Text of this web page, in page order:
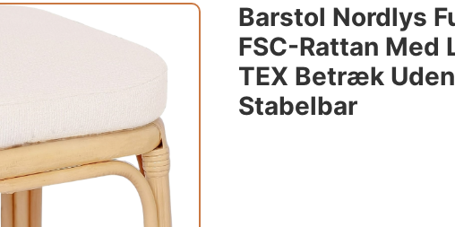
Barstol Nordlys
FSC-Rattan Med
TEX Betræk
Stabelbar